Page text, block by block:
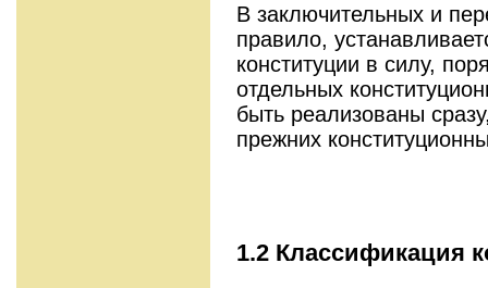
В заключительных и
правило,
конституции в силу,
отдельных
быть реализованы
прежних
1.2 Классификация